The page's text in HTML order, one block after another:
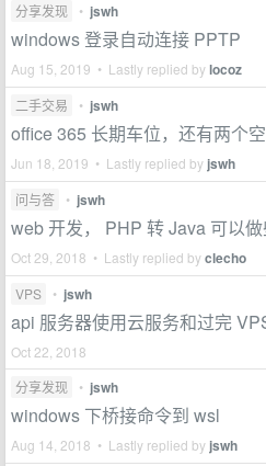
分享发现 • jswh
windows 登录自动连接 PPTP
Aug 15, 2019 • Lastly replied bylocoz
二手交易 • jswh
office 365 长期车位，还有两个
Jun 18, 2019 • Lastly replied by jswh
问与答 • jswh
web 开发， PHP 转 Java 可以做
Oct 29, 2018 • Lastly replied byclecho
VPS • jswh
api 服务器使用云服务和过完
Oct 22, 2018
分享发现
• jswh
windows 下桥接命令到 wsl
Aug 14, 2018 • Lastly replied by jswh